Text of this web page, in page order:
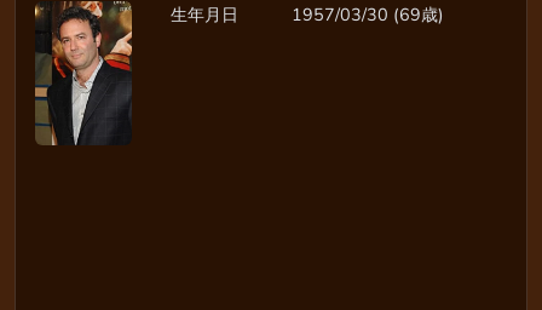
生年月日 1957/03/30 (69歳)